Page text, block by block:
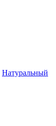
Натуральный